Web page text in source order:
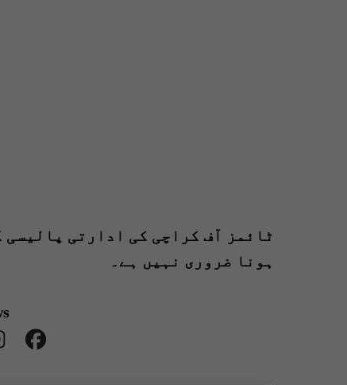
ٹائمز آف کراچی کی ادارتی
ہونا ضروری نہیں ہے۔